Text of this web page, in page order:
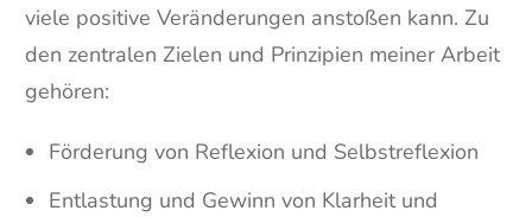
viele positive Veränderungen anstoßen kann. Zu
den zentralen Zielen und Prinzipien meiner Arbeit
gehören:
Förderung von Reflexion und Selbstreflexion
Entlastung und Gewinn von Klarheit und